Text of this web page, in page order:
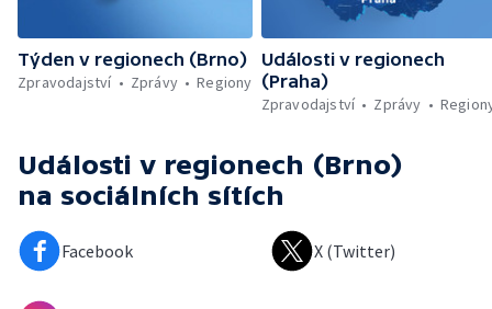
Týden v regionech (Brno)
Zpravodajství
Zprávy Regiony
Události v regionech
(Praha)
Zpravodajství
Zprávy
Události v regionech (Brno)
na sociálních sítích
Facebook X (Twitter)